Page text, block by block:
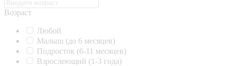
Возраст
Любой
Малыш (до 6 месяцев)
Подросток (6-11 месяцев)
Взрослеющий (1-3 года)